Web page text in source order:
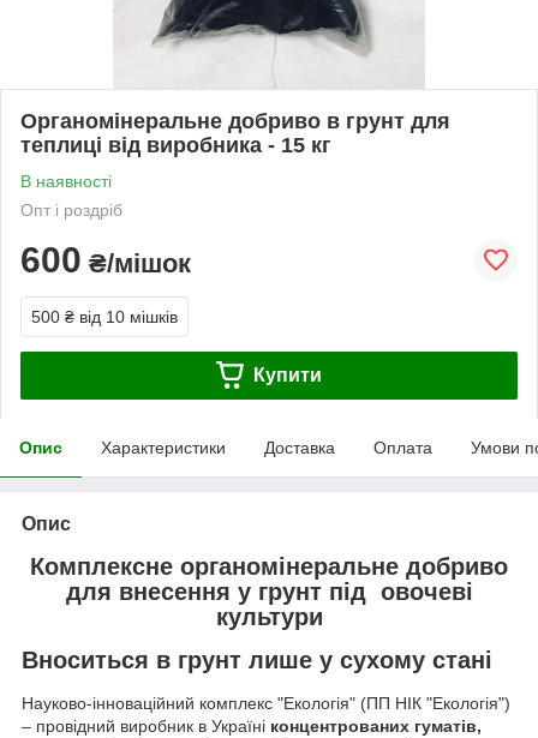
Органомінеральне добриво в грунт для
теплиці від виробника - 15 кг
В наявності
Опт і роздріб
600 ₴/мішок
500 ₴ від 10 мішків
Купити
Опис Характеристики Доставка Оплата Умови
Опис
Комплексне органомінеральне добриво
для внесення у грунт під овочеві
культури
Вноситься в грунт лише у сухому стані
Науково-інноваційний комплекс "Екологія" (ПП НІК "Екологія")
– провідний виробник в Україні концентрованих гуматів,